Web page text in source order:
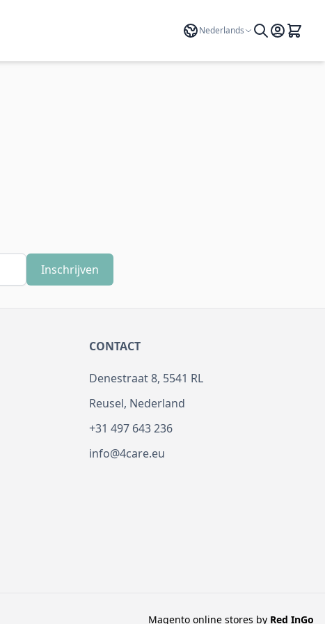
TaalNederlands
Inschrijven
CONTACT
Denestraat 8, 5541 RL
Reusel, Nederland
+31 497 643 236
info@4care.eu
Magento online stores by Red InGo